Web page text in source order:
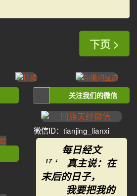
下页 >
关注我们的微信
微信ID：tianjing_lianxi
每日经文
17 ‘ 真主说：在
末后的日子，
我要把我的